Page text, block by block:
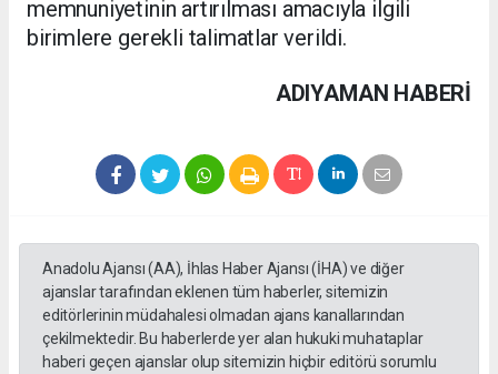
memnuniyetinin artırılması amacıyla ilgili
birimlere gerekli talimatlar verildi.
ADIYAMAN HABERİ
Anadolu Ajansı (AA), İhlas Haber Ajansı (İHA) ve diğer
ajanslar tarafından eklenen tüm haberler, sitemizin
editörlerinin müdahalesi olmadan ajans kanallarından
çekilmektedir. Bu haberlerde yer alan hukuki muhataplar
haberi geçen ajanslar olup sitemizin hiçbir editörü sorumlu